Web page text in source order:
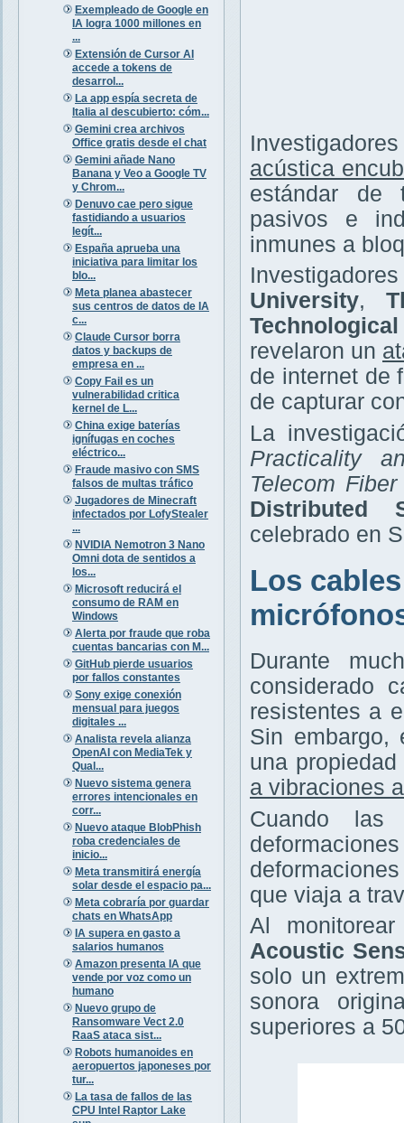
Exempleado de Google en
IA logra 1000 millones en
...
Extensión de Cursor AI
accede a tokens de
desarrol...
La app espía secreta de
Italia al descubierto: cóm...
Gemini crea archivos
Office gratis desde el chat
Gemini añade Nano
Banana y Veo a Google TV
y Chrom...
Denuvo cae pero sigue
fastidiando a usuarios
legít...
España aprueba una
iniciativa para limitar los
blo...
Meta planea abastecer
sus centros de datos de IA
c...
Claude Cursor borra
datos y backups de
empresa en ...
Copy Fail es un
vulnerabilidad critica
kernel de L...
China exige baterías
ignífugas en coches
eléctrico...
Fraude masivo con SMS
falsos de multas tráfico
Jugadores de Minecraft
infectados por LofyStealer
...
NVIDIA Nemotron 3 Nano
Omni dota de sentidos a
los...
Microsoft reducirá el
consumo de RAM en
Windows
Alerta por fraude que roba
cuentas bancarias con M...
GitHub pierde usuarios
por fallos constantes
Sony exige conexión
mensual para juegos
digitales ...
Analista revela alianza
OpenAI con MediaTek y
Qual...
Nuevo sistema genera
errores intencionales en
corr...
Nuevo ataque BlobPhish
roba credenciales de
inicio...
Meta transmitirá energía
solar desde el espacio pa...
Meta cobraría por guardar
chats en WhatsApp
IA supera en gasto a
salarios humanos
Amazon presenta IA que
vende por voz como un
humano
Nuevo grupo de
Ransomware Vect 2.0
RaaS ataca sist...
Robots humanoides en
aeropuertos japoneses por
tur...
La tasa de fallos de las
CPU Intel Raptor Lake
acústica
estándar de
pasivos e
inmunes a
University,
revelaron un
de internet de
de capturar
La
Practicality
Telecom
Distributed
celebrado en
Los
Durante
considerado
resistentes a
Sin embargo,
una
a vibraciones
Cuando las
que viaja a
Al
Acoustic
solo un
sonora
superiores a